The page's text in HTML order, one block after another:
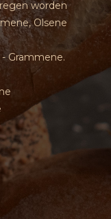
worden
Olsene
Grammene.